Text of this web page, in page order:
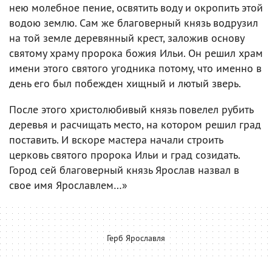
нею молебное пение, освятить воду и окропить этой
водою землю. Сам же благоверный князь водрузил
на той земле деревянный крест, заложив основу
святому храму пророка божия Ильи. Он решил храм
имени этого святого угодника потому, что именно в
день его был побежден хищный и лютый зверь.
После этого христолюбивый князь повелел рубить
деревья и расчищать место, на котором решил град
поставить. И вскоре мастера начали строить
церковь святого пророка Ильи и град созидать.
Город сей благоверный князь Ярослав назвал в
свое имя Ярославлем…»
Герб Ярославля